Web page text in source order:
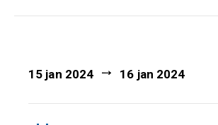
15 jan 2024 16 jan 2024